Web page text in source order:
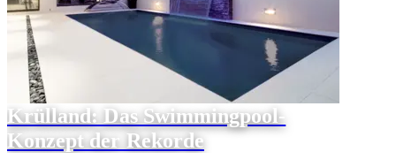
Krülland: Das Swimmingpool-
Konzept der Rekorde